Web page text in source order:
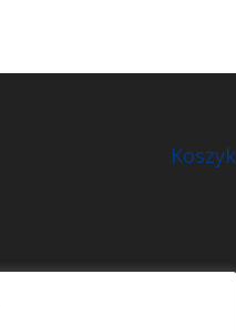
Koszyk